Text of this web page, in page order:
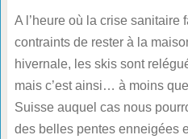
A l’heure où la crise sanitaire
contraints de rester à la
hivernale, les skis sont
mais c’est ainsi… à moins
Suisse auquel cas nous
des belles pentes enneigées